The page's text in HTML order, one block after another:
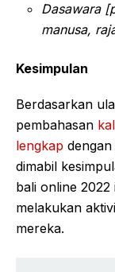
Dasawara
manusa,
Kesimpulan
Berdasarkan
pembahasan
lengkap
dimabil
bali online
melakukan
mereka.